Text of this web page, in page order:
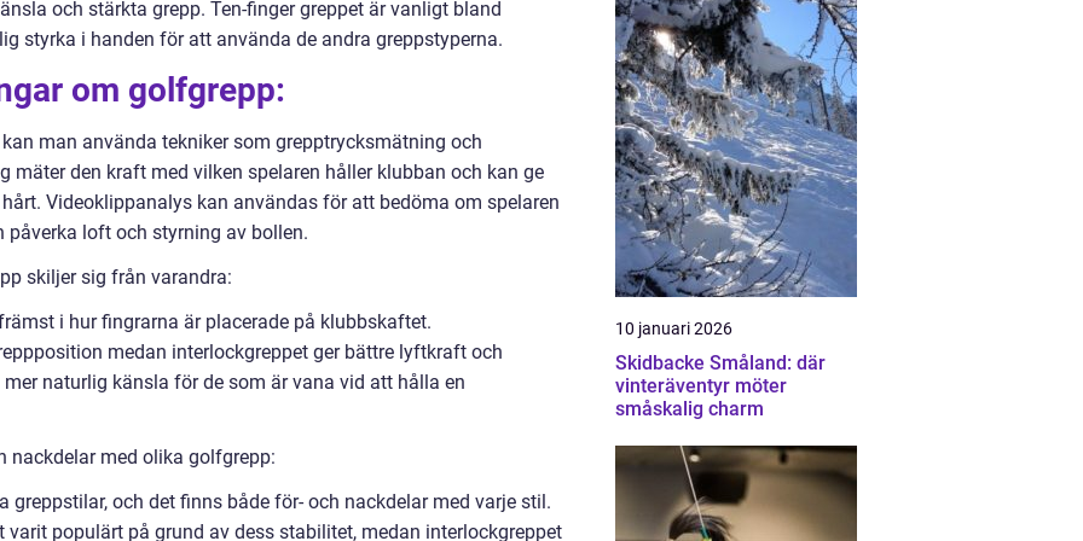
och stärkta grepp. Ten-finger greppet är vanligt bland
styrka i handen för att använda de andra greppstyperna.
om golfgrepp:
man använda tekniker som grepptrycksmätning och
mäter den kraft med vilken spelaren håller klubban och kan ge
Videoklippanalys kan användas för att bedöma om spelaren
loft och styrning av bollen.
skiljer sig från varandra:
i hur fingrarna är placerade på klubbskaftet.
medan interlockgreppet ger bättre lyftkraft och
naturlig känsla för de som är vana vid att hålla en
nackdelar med olika golfgrepp:
och det finns både för- och nackdelar med varje stil.
populärt på grund av dess stabilitet, medan interlockgreppet
10 januari 2026
Skidbacke Småland: där
vinteräventyr möter
småskalig charm